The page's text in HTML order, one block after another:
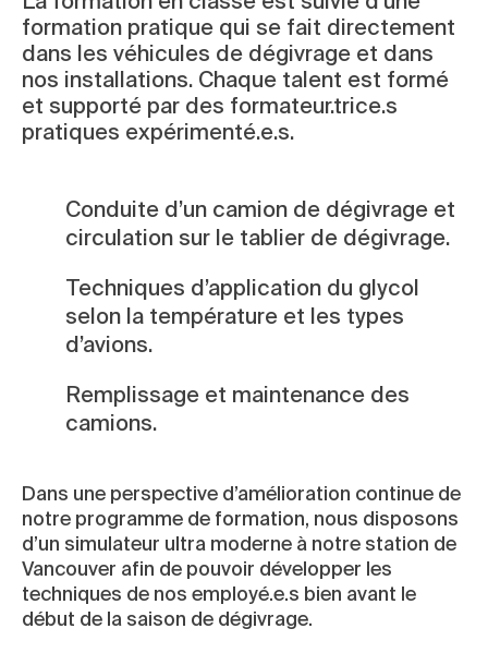
formation pratique qui se fait directement
dans les véhicules de dégivrage et dans
nos installations. Chaque talent est formé
et supporté par des formateur.trice.s
pratiques expérimenté.e.s.
Conduite d’un camion de dégivrage et
circulation sur le tablier de dégivrage.
Techniques d’application du glycol
selon la température et les types
d’avions.
Remplissage et maintenance des
camions.
Dans une perspective d’amélioration continue de
notre programme de formation, nous disposons
d’un simulateur ultra moderne à notre station de
Vancouver afin de pouvoir développer les
techniques de nos employé.e.s bien avant le
début de la saison de dégivrage.